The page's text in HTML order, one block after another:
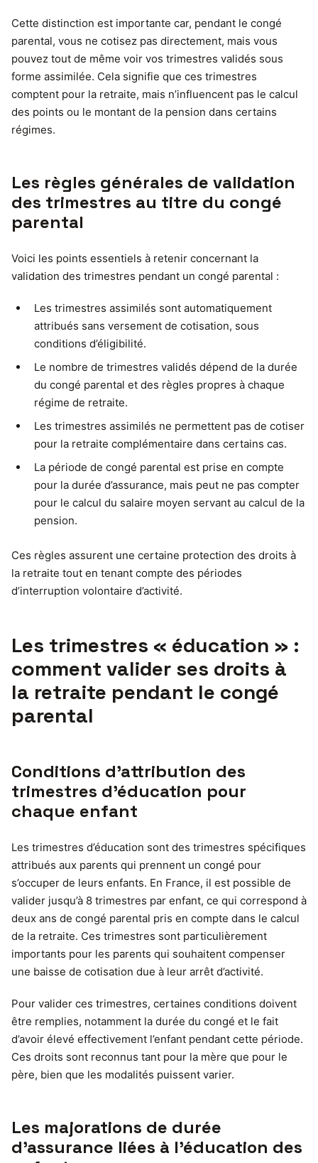
Cette distinction est importante car, pendant le congé
parental, vous ne cotisez pas directement, mais vous
pouvez tout de même voir vos trimestres validés sous
forme assimilée. Cela signifie que ces trimestres
comptent pour la retraite, mais n’influencent pas le calcul
des points ou le montant de la pension dans certains
régimes.
Les règles générales de validation
des trimestres au titre du congé
parental
Voici les points essentiels à retenir concernant la
validation des trimestres pendant un congé parental :
Les trimestres assimilés sont automatiquement
attribués sans versement de cotisation, sous
conditions d’éligibilité.
Le nombre de trimestres validés dépend de la durée
du congé parental et des règles propres à chaque
régime de retraite.
Les trimestres assimilés ne permettent pas de cotiser
pour la retraite complémentaire dans certains cas.
La période de congé parental est prise en compte
pour la durée d’assurance, mais peut ne pas compter
pour le calcul du salaire moyen servant au calcul de la
pension.
Ces règles assurent une certaine protection des droits à
la retraite tout en tenant compte des périodes
d’interruption volontaire d’activité.
Les trimestres « éducation » :
comment valider ses droits à
la retraite pendant le congé
parental
Conditions d’attribution des
trimestres d’éducation pour
chaque enfant
Les trimestres d’éducation sont des trimestres spécifiques
attribués aux parents qui prennent un congé pour
s’occuper de leurs enfants. En France, il est possible de
valider jusqu’à 8 trimestres par enfant, ce qui correspond à
deux ans de congé parental pris en compte dans le calcul
de la retraite. Ces trimestres sont particulièrement
importants pour les parents qui souhaitent compenser
une baisse de cotisation due à leur arrêt d’activité.
Pour valider ces trimestres, certaines conditions doivent
être remplies, notamment la durée du congé et le fait
d’avoir élevé effectivement l’enfant pendant cette période.
Ces droits sont reconnus tant pour la mère que pour le
père, bien que les modalités puissent varier.
Les majorations de durée
d’assurance liées à l’éducation des